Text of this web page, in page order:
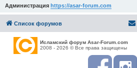
Администрация https://asar-forum.com
Список форумов
Исламский форум Asar-Forum.com
2008 - 2026 © Все права защищены